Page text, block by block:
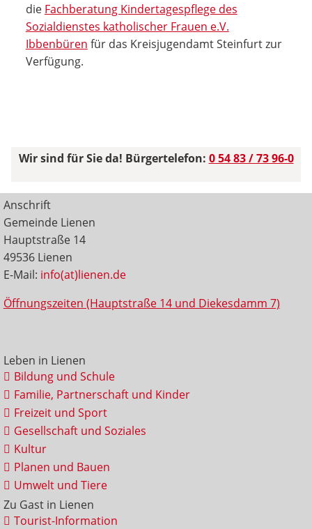
die Fachberatung Kindertagespflege des
Sozialdienstes katholischer Frauen e.V.
Ibbenbüren für das Kreisjugendamt Steinfurt zur
Verfügung.
Wir sind für Sie da! Bürgertelefon: 0 54 83 / 73 96-0
Anschrift
Gemeinde Lienen
Hauptstraße 14
49536 Lienen
E-Mail: info(at)lienen.de
Öffnungszeiten (Hauptstraße 14 und Diekesdamm 7)
Leben in Lienen
Bildung und Schule
Familie, Partnerschaft und Kinder
Freizeit und Sport
Gesellschaft und Soziales
Kultur
Planen und Bauen
Umwelt und Tiere
Zu Gast in Lienen
Tourist-Information